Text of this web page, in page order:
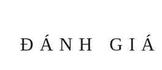
ĐÁNH GIÁ